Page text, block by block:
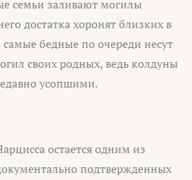
семьи заливают могилы
достатка хоронят близких в
самые бедные по очереди несут
своих родных, ведь колдуны
усопшими.
остается одним из
подтвержденных